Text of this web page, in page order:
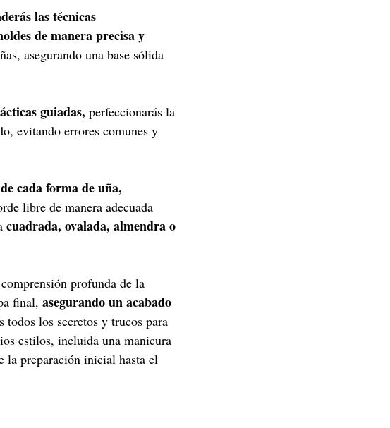
las técnicas
de manera precisa y
asegurando una base sólida
guiadas, perfeccionarás la
evitando errores comunes y
cada forma de uña,
libre de manera adecuada
cuadrada, ovalada, almendra o
profunda de la
final, asegurando un acabado
todos los secretos y trucos para
estilos, incluida una manicura
la preparación inicial hasta el